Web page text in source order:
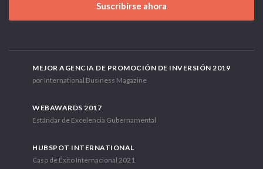
Suscribirse ahora
MEJOR AGENCIA DE PROMOCIÓN DE INVERSIÓN 2019
por International Business Magazine
WEBAWARDS 2017
Estándar de Excelencia Gubernamental
HUBSPOT INTERNATIONAL
Caso de Éxito Internacional 2021